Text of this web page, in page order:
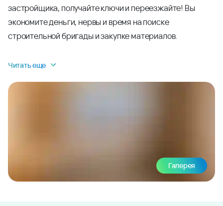
застройщика, получайте ключи и переезжайте! Вы
экономите деньги, нервы и время на поиске
строительной бригады и закупке материалов.
Читать еще
Галерея